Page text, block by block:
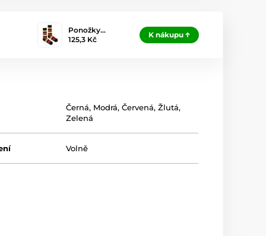
Ponožky…
125,3 Kč
K nákupu
Černá, Modrá,Červená,Žlutá,
Zelená
Volně